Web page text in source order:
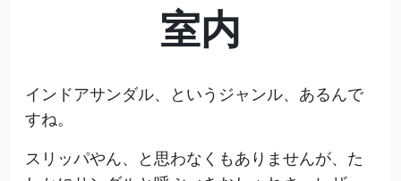
室内
インドアサンダル、というジャンル、あるんで
すね。
スリッパやん、と思わなくもありませんが、た